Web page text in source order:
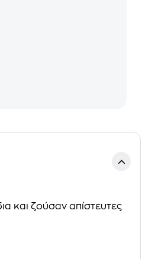
και ζούσαν απίστευτες